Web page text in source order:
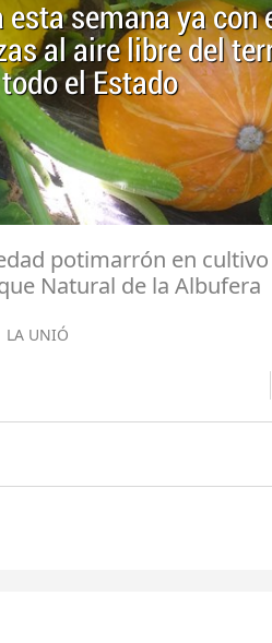
esta semana ya con
al aire libre del
el Estado
potimarrón en
Natural de la Albufera
LA UNIÓ